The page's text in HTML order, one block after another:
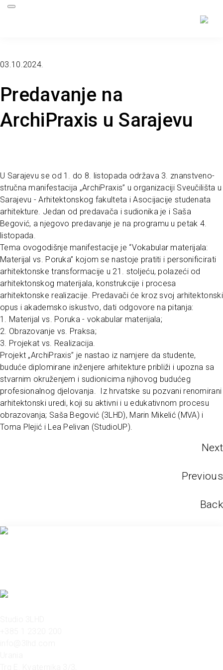
Predavanje na
ArchiPraxis u Sarajevu
03.10.2024.
U Sarajevu se od 1. do 8. listopada održava 3. znanstveno-
stručna manifestacija „ArchiPraxis” u organizaciji Sveučilišta u
Sarajevu - Arhitektonskog fakulteta i Asocijacije studenata
arhitekture. Jedan od predavača i sudionika je i Saša
Begović, a njegovo predavanje je na programu u petak 4.
listopada.
Tema ovogodišnje manifestacije je “Vokabular materijala:
Materijal vs. Poruka” kojom se nastoje pratiti i personificirati
arhitektonske transformacije u 21. stoljeću, polazeći od
arhitektonskog materijala, konstrukcije i procesa
arhitektonske realizacije. Predavači će kroz svoj arhitektonski
opus i akademsko iskustvo, dati odgovore na pitanja:
1. Materijal vs. Poruka - vokabular materijala;
2. Obrazovanje vs. Praksa;
3. Projekat vs. Realizacija.
Projekt „ArchiPraxis” je nastao iz namjere da studente,
buduće diplomirane inženjere arhitekture približi i upozna sa
stvarnim okruženjem i sudionicima njihovog budućeg
profesionalnog djelovanja. Iz hrvatske su pozvani renomirani
arhitektonski uredi, koji su aktivni i u edukativnom procesu
obrazovanja; Saša Begović (3LHD), Marin Mikelić (MVA) i
Toma Plejić i Lea Pelivan (StudioUP).
Next
Previous
Back